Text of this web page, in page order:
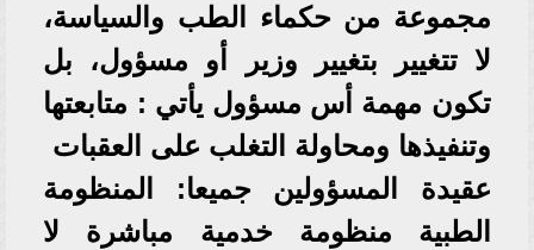
مجموعة من حكماء الطب والسياسة،
لا تتغيير بتغيير وزير أو مسؤول، بل
تكون مهمة أس مسؤول يأتي : متابعتها
وتنفيذها ومحاولة التغلب على العقبات
عقيدة المسؤولين جميعا: المنظومة
الطبية منظومة خدمية مباشرة لا